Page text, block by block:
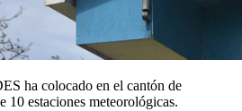
ha colocado en el cantón de
10 estaciones meteorológicas.